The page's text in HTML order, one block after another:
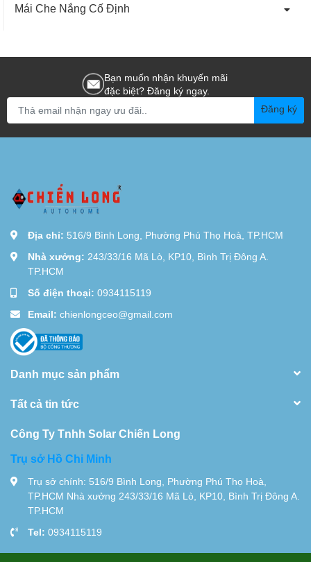
Mái Che Nắng Cố Định
Bạn muốn nhận khuyến mãi
đặc biệt? Đăng ký ngay.
Đăng ký
Địa chỉ: 516/9 Bình Long, Phường Phú Thọ Hoà, TP.HCM
Nhà xưởng: 243/33/16 Mã Lò, KP10, Bình Trị Đông A.
TP.HCM
Số điện thoại: 0934115119
Email: chienlongceo@gmail.com
Danh mục sản phẩm
Tất cả tin tức
Công Ty Tnhh Solar Chiến Long
Trụ sở Hồ Chi Minh
Trụ sở chính: 516/9 Bình Long, Phường Phú Thọ Hoà,
TP.HCM Nhà xưởng 243/33/16 Mã Lò, KP10, Bình Trị Đông A.
TP.HCM
Tel: 0934115119